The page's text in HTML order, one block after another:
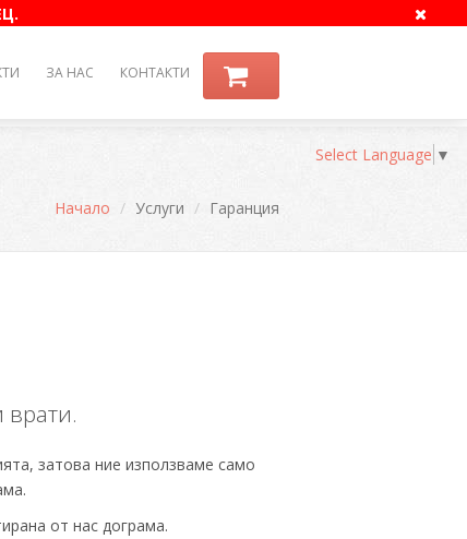
ЗА НАС КОНТАКТИ
Select Language ▼
Начало Услуги Гаранция
затова ние използваме само
от нас дограма.